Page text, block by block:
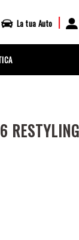
La tua Auto |